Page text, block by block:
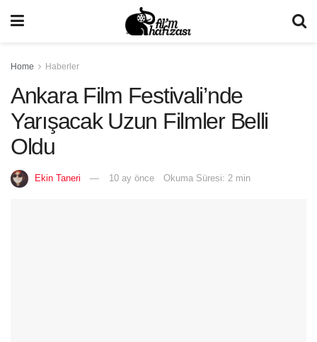
Home Haberler
Ankara Film Festivali’nde
Yarışacak Uzun Filmler Belli
Oldu
Ekin Taneri 10 ay önce Okuma Süresi: 2 min